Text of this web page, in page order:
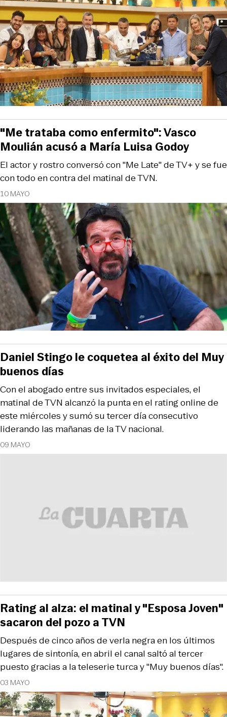
10 MAYO
El actor y rostro conversó con "Me Late" de TV+ y se fue
con todo en contra del matinal de TVN.
"Me trataba como enfermito": Vasco
Moulián acusó a María Luisa Godoy
09 MAYO
Con el abogado entre sus invitados especiales, el
matinal de TVN alcanzó la punta en el rating online de
este miércoles y sumó su tercer día consecutivo
liderando las mañanas de la TV nacional.
Daniel Stingo le coquetea al éxito del Muy
buenos días
03 MAYO
Después de cinco años de verla negra en los últimos
lugares de sintonía, en abril el canal saltó al tercer
puesto gracias a la teleserie turca y "Muy buenos días".
Rating al alza: el matinal y "Esposa Joven"
sacaron del pozo a TVN